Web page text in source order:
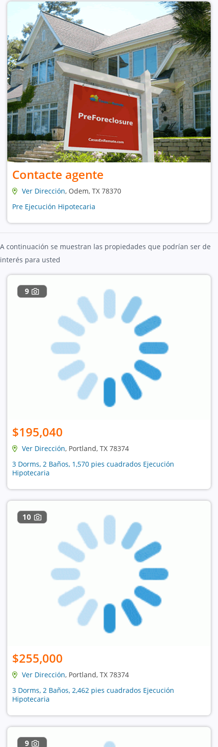
Contacte agente
Ver Dirección, Odem, TX 78370
Pre Ejecución Hipotecaria
A continuación se muestran las propiedades que podrían ser de
interés para usted
9
$195,040
Ver Dirección, Portland, TX 78374
3 Dorms, 2 Baños, 1,570 pies cuadrados Ejecución
Hipotecaria
10
$255,000
Ver Dirección, Portland, TX 78374
3 Dorms, 2 Baños, 2,462 pies cuadrados Ejecución
Hipotecaria
9